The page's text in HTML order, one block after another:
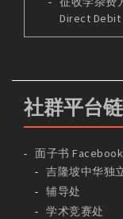
Direct Debit
社群平台
面子书 Facebook
吉隆坡中华独
辅导处
学术竞赛处